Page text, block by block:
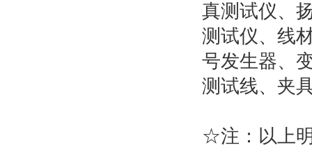
真测试仪、
测试仪、线
号发生器、
测试线、夹
☆注：以上